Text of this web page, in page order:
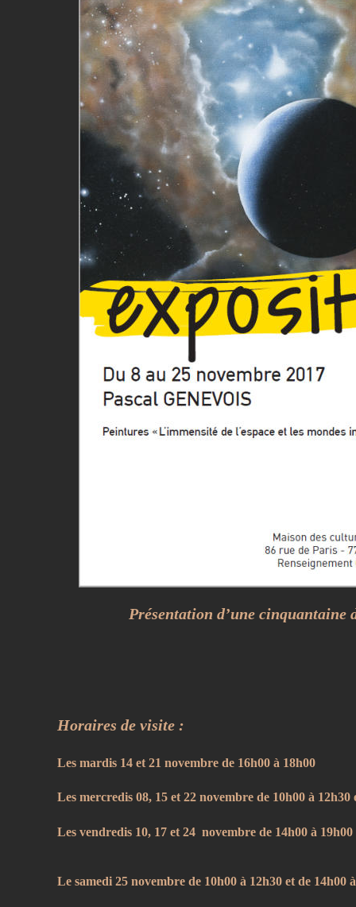
Présentation d’une cinquantaine
Horaires de visite :
Les mardis 14 et 21 novembre de 16h00 à 18h00
Les mercredis 08, 15 et 22 novembre de 10h00 à 12h30
Les vendredis 10, 17 et 24  novembre de 14h00 à 19h00
Le samedi 25 novembre de 10h00 à 12h30 et de 14h00